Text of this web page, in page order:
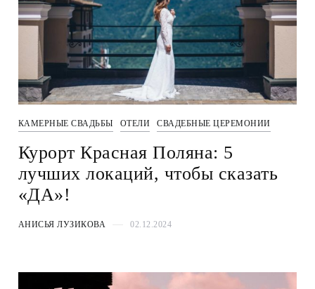
КАМЕРНЫЕ СВАДЬБЫ ОТЕЛИ СВАДЕБНЫЕ ЦЕРЕМОНИИ
Курорт Красная Поляна: 5
лучших локаций, чтобы сказать
«ДА»!
АНИСЬЯ ЛУЗИКОВА 02.12.2024